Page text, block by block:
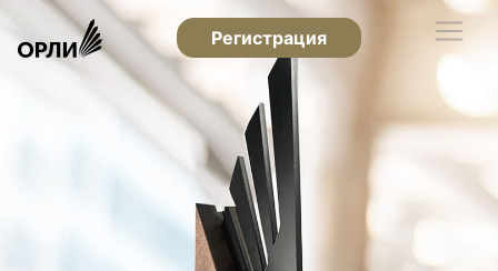
Регистрация